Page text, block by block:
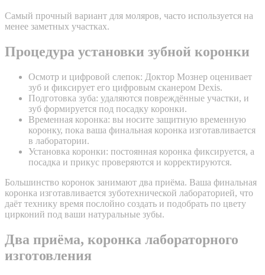
Самый прочный вариант для моляров, часто используется на
менее заметных участках.
Процедура установки зубной коронки
Осмотр и цифровой слепок: Доктор Мознер оценивает
зуб и фиксирует его цифровым сканером Dexis.
Подготовка зуба: удаляются повреждённые участки, и
зуб формируется под посадку коронки.
Временная коронка: вы носите защитную временную
коронку, пока ваша финальная коронка изготавливается
в лаборатории.
Установка коронки: постоянная коронка фиксируется, а
посадка и прикус проверяются и корректируются.
Большинство коронок занимают два приёма. Ваша финальная
коронка изготавливается зуботехнической лабораторией, что
даёт технику время послойно создать и подобрать по цвету
цирконий под ваши натуральные зубы.
Два приёма, коронка лабораторного
изготовления